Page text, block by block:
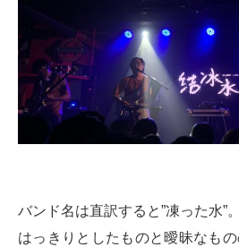
バンド名は直訳すると”凍った水”。
はっきりとしたものと曖昧なも